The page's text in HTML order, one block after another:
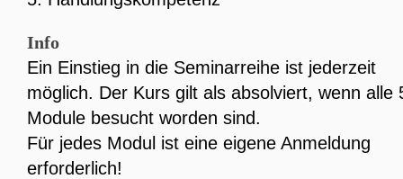
Info
Ein Einstieg in die Seminarreihe ist jederzeit
möglich. Der Kurs gilt als absolviert, wenn alle
Module besucht worden sind.
Für jedes Modul ist eine eigene Anmeldung
erforderlich!